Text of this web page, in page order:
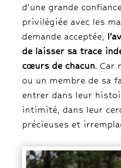
d’une grande
privilégiée avec les
demande acceptée,
de laisser sa trace
cœurs de chacun. Car
ou un membre de sa
entrer dans leur
intimité, dans leur
précieuses et